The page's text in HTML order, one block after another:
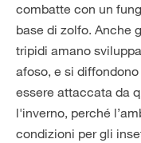
combatte con un
base di zolfo. Anche
tripidi amano
afoso, e si
essere attaccata da
l'inverno, perché
condizioni per gli